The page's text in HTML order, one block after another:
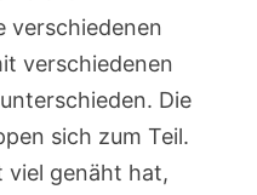
verschiedenen
verschiedenen
Die
sich zum Teil.
viel genäht hat,